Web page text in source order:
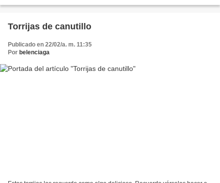
Torrijas de canutillo
Publicado en 22/02/a. m. 11:35
Por belenciaga